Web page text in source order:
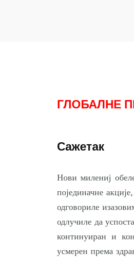
ГЛОБАЛНЕ
Сажетак
Нови милениј
појединачне
одговориле
одлучиле да
континуиран и
усмерен према